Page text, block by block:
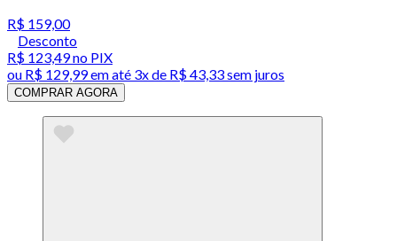
R$ 159,00
Desconto
R$ 123,49no PIX
ou R$ 129,99em até 3x de R$ 43,33 sem juros
COMPRAR AGORA